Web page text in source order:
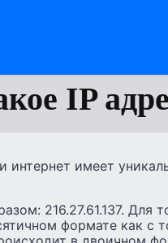
IP
имеет
216.27.61.137. Для
формате как с